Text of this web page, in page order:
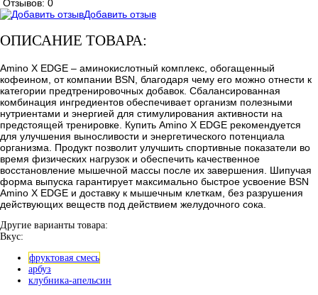
Отзывов: 0
Добавить отзыв
ОПИСАНИЕ ТОВАРА:
Amino X EDGE – аминокислотный комплекс, обогащенный
кофеином, от компании BSN, благодаря чему его можно отнести к
категории предтренировочных добавок. Сбалансированная
комбинация ингредиентов обеспечивает организм полезными
нутриентами и энергией для стимулирования активности на
предстоящей тренировке. Купить Amino X EDGE рекомендуется
для улучшения выносливости и энергетического потенциала
организма. Продукт позволит улучшить спортивные показатели во
время физических нагрузок и обеспечить качественное
восстановление мышечной массы после их завершения. Шипучая
форма выпуска гарантирует максимально быстрое усвоение BSN
Amino X EDGE и доставку к мышечным клеткам, без разрушения
действующих веществ под действием желудочного сока.
Другие варианты товара:
Вкус:
фруктовая смесь
арбуз
клубника-апельсин